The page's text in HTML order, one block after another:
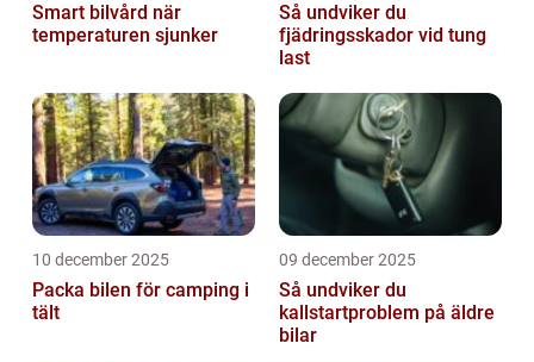
Smart bilvård när
temperaturen sjunker
Så undviker du
fjädringsskador vid tung
last
10 december 2025
Packa bilen för camping i
tält
09 december 2025
Så undviker du
kallstartproblem på äldre
bilar